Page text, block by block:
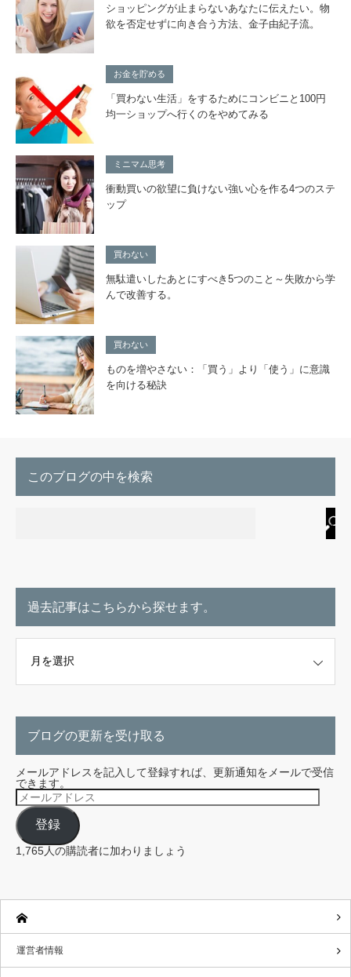
ショッピングが止まらないあなたに伝えたい。物
欲を否定せずに向き合う方法、金子由紀子流。
お金を貯める
「買わない生活」をするためにコンビニと100円
均一ショップへ行くのをやめてみる
ミニマム思考
衝動買いの欲望に負けない強い心を作る4つのステ
ップ
買わない
無駄遣いしたあとにすべき5つのこと～失敗から学
んで改善する。
買わない
ものを増やさない：「買う」より「使う」に意識
を向ける秘訣
このブログの中を検索
過去記事はこちらから探せます。
ブログの更新を受け取る
メールアドレスを記入して登録すれば、更新通知をメールで受信
できます。
メ
ー
ル
ア
ド
レ
ス
登録
1,765人の購読者に加わりましょう
運営者情報